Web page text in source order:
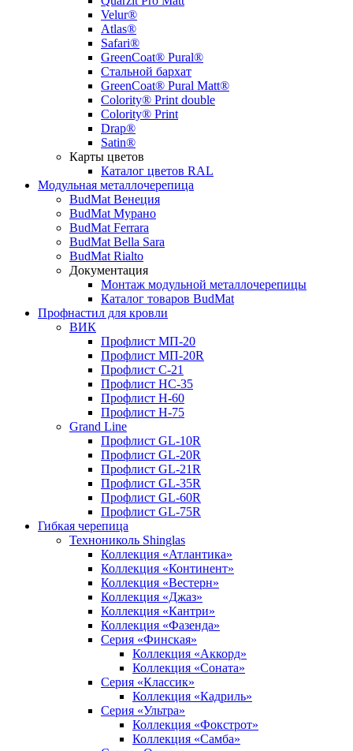
Velur®
Atlas®
Safari®
GreenCoat® Pural®
Стальной бархат
GreenCoat® Pural Matt®
Colority® Print double
Colority® Print
Drap®
Satin®
Карты цветов
Каталог цветов RAL
Модульная металлочерепица
BudMat Венеция
BudMat Мурано
BudMat Ferrara
BudMat Bella Sara
BudMat Rialto
Документация
Монтаж модульной металлочерепицы
Каталог товаров BudMat
Профнастил для кровли
ВИК
Профлист МП-20
Профлист МП-20R
Профлист С-21
Профлист НС-35
Профлист Н-60
Профлист Н-75
Grand Line
Профлист GL-10R
Профлист GL-20R
Профлист GL-21R
Профлист GL-35R
Профлист GL-60R
Профлист GL-75R
Гибкая черепица
Технониколь Shinglas
Коллекция «Атлантика»
Коллекция «Континент»
Коллекция «Вестерн»
Коллекция «Джаз»
Коллекция «Кантри»
Коллекция «Фазенда»
Серия «Финская»
Коллекция «Аккорд»
Коллекция «Соната»
Серия «Классик»
Коллекция «Кадриль»
Серия «Ультра»
Коллекция «Фокстрот»
Коллекция «Самба»